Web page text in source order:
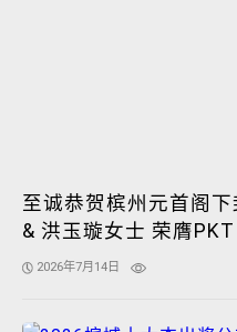
至诚恭贺槟州元首阁
& 洪玉璇女士 荣膺
2026年7月14日